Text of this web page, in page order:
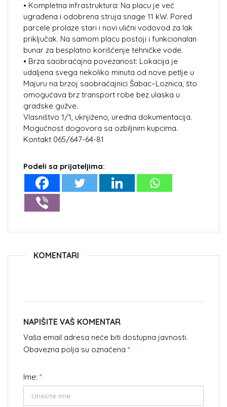
• Kompletna infrastruktura: Na placu je već
ugrađena i odobrena struja snage 11 kW. Pored
parcele prolaze stari i novi ulični vodovod za lak
priključak. Na samom placu postoji i funkcionalan
bunar za besplatno korišćenje tehničke vode.
• Brza saobraćajna povezanost: Lokacija je
udaljena svega nekoliko minuta od nove petlje u
Majuru na brzoj saobraćajnici Šabac–Loznica, što
omogućava brz transport robe bez ulaska u
gradske gužve.
Vlasništvo 1/1, uknjiženo, uredna dokumentacija.
Mogućnost dogovora sa ozbiljnim kupcima.
Kontakt 065/647-64-81
Podeli sa prijateljima:
KOMENTARI
NAPIŠITE VAŠ KOMENTAR
Vaša email adresa neće biti dostupna javnosti.
Obavezna polja su označena *
Ime: *